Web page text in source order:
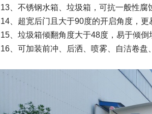
13、不锈钢水箱、垃圾箱，可抗一般性腐
14、超宽后门且大于90度的开启角度，更
15、垃圾箱倾翻角度大于48度，易于倾倒
16、可加装前冲、后洒、喷雾、自洁卷盘